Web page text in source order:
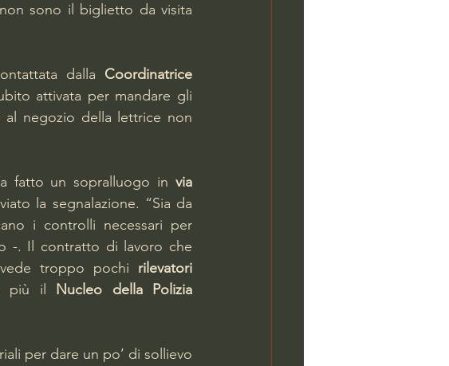
sono il biglietto da visita
dalla Coordinatrice
attivata per mandare gli
al negozio della lettrice non
fatto un sopralluogo in via
la segnalazione. “Sia da
i controlli necessari per
-. Il contratto di lavoro che
troppo pochi rilevatori
più il Nucleo della Polizia
per dare un po’ di sollievo